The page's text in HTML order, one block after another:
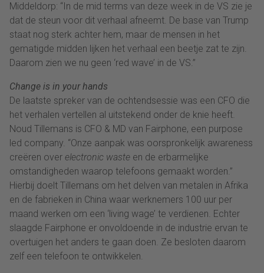
Middeldorp: “In de mid terms van deze week in de VS zie je
dat de steun voor dit verhaal afneemt. De base van Trump
staat nog sterk achter hem, maar de mensen in het
gematigde midden lijken het verhaal een beetje zat te zijn.
Daarom zien we nu geen ‘red wave’ in de VS.”
Change is in your hands
De laatste spreker van de ochtendsessie was een CFO die
het verhalen vertellen al uitstekend onder de knie heeft.
Noud Tillemans is CFO & MD van Fairphone, een purpose
led company. “Onze aanpak was oorspronkelijk awareness
creëren over electronic waste en de erbarmelijke
omstandigheden waarop telefoons gemaakt worden.”
Hierbij doelt Tillemans om het delven van metalen in Afrika
en de fabrieken in China waar werknemers 100 uur per
maand werken om een ‘living wage’ te verdienen. Echter
slaagde Fairphone er onvoldoende in de industrie ervan te
overtuigen het anders te gaan doen. Ze besloten daarom
zelf een telefoon te ontwikkelen.